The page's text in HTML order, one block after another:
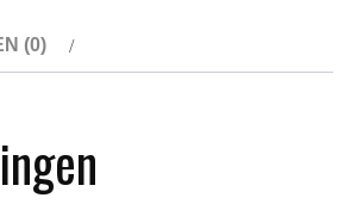
(0)